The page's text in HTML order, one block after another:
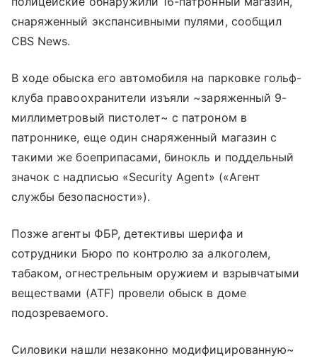
снаряженный экспансивными пулями, сообщил
CBS News.
В ходе обыска его автомобиля на парковке гольф-
клуба правоохранители изъяли ~заряженный 9-
миллиметровый пистолет~ с патроном в
патроннике, еще один снаряженный магазин с
такими же боеприпасами, бинокль и поддельный
значок с надписью «Security Agent» («Агент
службы безопасности»).
Позже агенты ФБР, детективы шерифа и
сотрудники Бюро по контролю за алкоголем,
табаком, огнестрельным оружием и взрывчатыми
веществами (ATF) провели обыск в доме
подозреваемого.
Силовики нашли незаконно модифицированную~